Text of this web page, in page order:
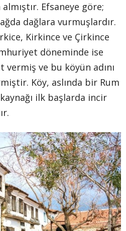
Efsaneye göre;
dağlara vurmuşlardır.
Kirkince ve Çirkince
döneminde ise
ve bu köyün adını
Köy, aslında bir Rum
kaynağı ilk başlarda incir